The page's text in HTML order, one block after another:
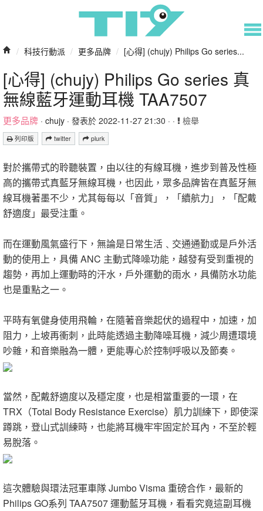
/ 科技行動派 / 更多品牌 / [心得] (chujy) Philips Go series...
[心得] (chujy) Philips Go series 真
無線藍牙運動耳機 TAA7507
更多品牌 · chujy · 發表於 2022-11-27 21:30 · · 檢舉
列印版 twitter plurk
對於攜帶式的聆聽裝置，由以往的有線耳機，進步到普及性極
高的攜帶式真藍牙無線耳機，也因此，眾多品牌皆在真藍牙無
線耳機著墨不少，尤其每每以「音質」，「續航力」，「配戴
舒適度」最受注重。
而在運動風氣盛行下，無論是日常生活﹑交通通勤或是戶外活
動的使用上，具備 ANC 主動式降噪功能，越發有受到重視的
趨勢，再加上運動時的汗水，戶外運動的雨水，具備防水功能
也是重點之一。
平時有氧健身使用飛輪，在隨著音樂起伏的過程中，加速，加
阻力，上坡再衝刺，此時能透過主動降噪耳機，減少周遭環境
吵雜，和音樂融為一體，更能專心於控制呼吸以及節奏。
當然，配戴舒適度以及穩定度，也是相當重要的一環，在
TRX（Total Body Resistance Exercise）肌力訓練下，即使深
蹲跳，登山式訓練時，也能將耳機牢牢固定於耳內，不至於輕
易脫落。
這次體驗與環法冠軍車隊 Jumbo Visma 重磅合作，最新的
Philips GO系列 TAA7507 運動藍牙耳機，看看究竟這副耳機